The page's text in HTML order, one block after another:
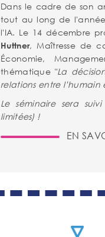
Dans le cadre de son
tout au long de
l'IA. Le 14 décembre
Huttner, Maîtresse de
Économie,
thématique "La
relations entre
Le séminaire sera
limitées) !
EN